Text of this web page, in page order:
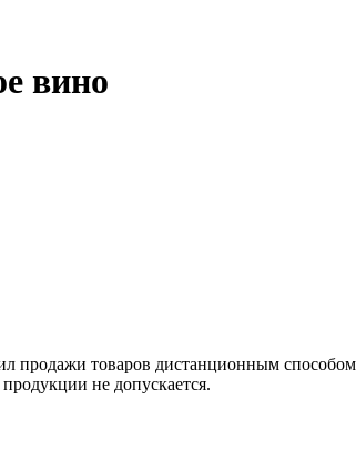
вино
продажи товаров дистанционным
не допускается.